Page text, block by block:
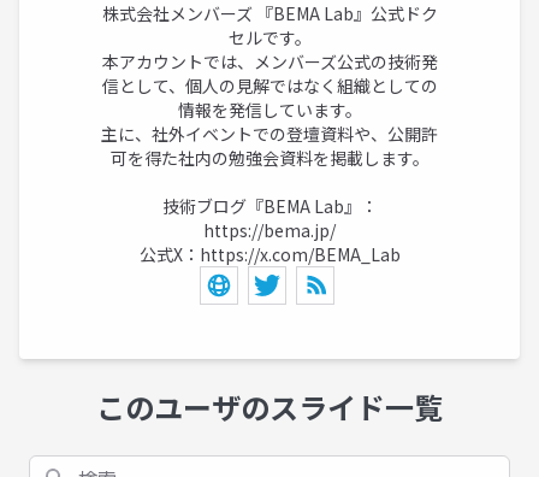
株式会社メンバーズ 『BEMA Lab』公式ドク
セルです。
本アカウントでは、メンバーズ公式の技術発
信として、個人の見解ではなく組織としての
情報を発信しています。
主に、社外イベントでの登壇資料や、公開許
可を得た社内の勉強会資料を掲載します。
技術ブログ『BEMA Lab』：
https://bema.jp/
公式X： https://x.com/BEMA_Lab
このユーザのスライド一覧
検索